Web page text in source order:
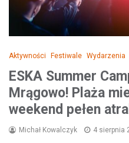
Aktywności Festiwale Wydarzenia
ESKA Summer
Mrągowo! Plaża
weekend pełen
Michał Kowalczyk 4 sierpnia